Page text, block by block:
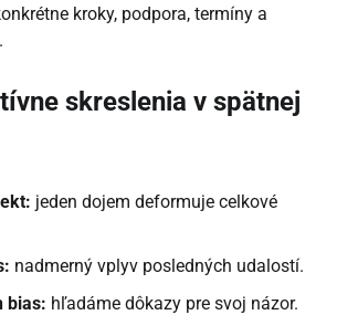
kroky, podpora, termíny a
skreslenia v spätnej
jeden dojem deformuje celkové
nadmerný vplyv posledných udalostí.
bias: hľadáme dôkazy pre svoj názor.